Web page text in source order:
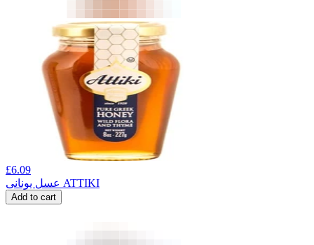
£6.09
عسل یونانی ATTIKI
Add to cart